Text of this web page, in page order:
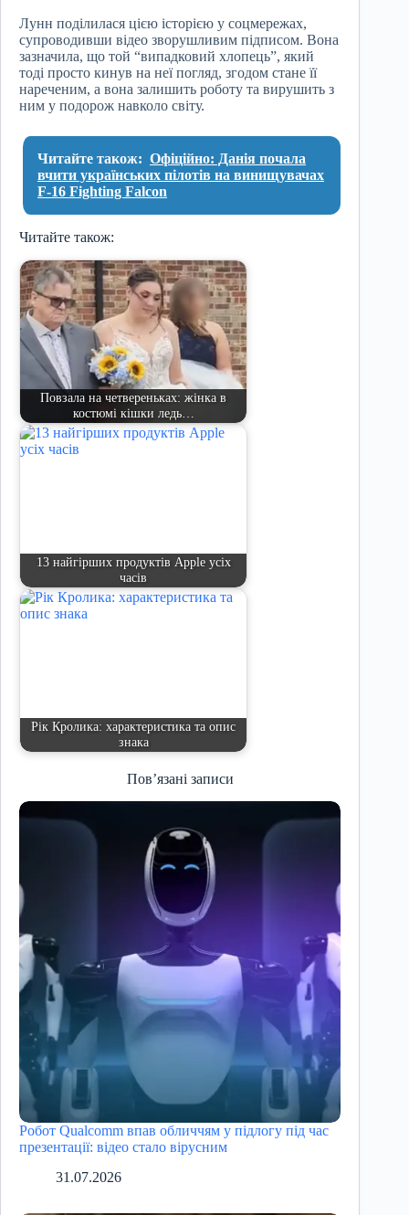
Лунн поділилася цією історією у соцмережах,
супроводивши відео зворушливим підписом. Вона
зазначила, що той “випадковий хлопець”, який
тоді просто кинув на неї погляд, згодом стане її
нареченим, а вона залишить роботу та вирушить з
ним у подорож навколо світу.
Читайте також: Офіційно: Данія почала
вчити українських пілотів на винищувачах
F-16 Fighting Falcon
Читайте також:
Повзала на четвереньках: жінка в
костюмі кішки ледь…
13 найгірших продуктів Apple усіх
часів
Рік Кролика: характеристика та опис
знака
Пов’язані записи
Робот Qualcomm впав обличчям у підлогу під час
презентації: відео стало вірусним
31.07.2026